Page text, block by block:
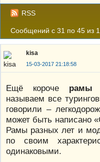
RSS
Сообщений с 31 по 45 из
kisa
15-03-2017 21:18:58
Ещё короче рамы
называем все
говорили –
может быть написано
Рамы разных лет и
по своим
одинаковыми.